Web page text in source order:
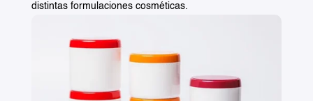
distintas formulaciones cosméticas.